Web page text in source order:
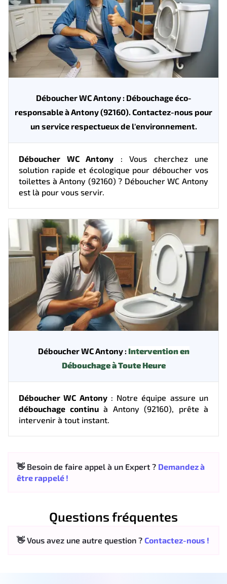
Déboucher WC Antony : Débouchage éco-
responsable à Antony (92160). Contactez-nous pour
un service respectueux de l'environnement.
Déboucher WC Antony : Vous cherchez une
solution rapide et écologique pour déboucher vos
toilettes à Antony (92160) ? Déboucher WC Antony
est là pour vous servir.
Déboucher WC Antony : Intervention en
Débouchage à Toute Heure
Déboucher WC Antony: Notre équipe assure un
débouchage continuà Antony (92160), prête à
intervenir à tout instant.
👋 Besoin de faire appel à un Expert ? Demandez à
être rappelé !
Questions fréquentes
👋 Vous avez une autre question ? Contactez-nous !